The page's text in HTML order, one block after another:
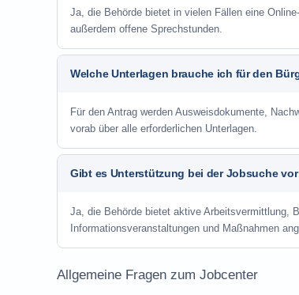
Ja, die Behörde bietet in vielen Fällen eine
außerdem offene Sprechstunden.
Welche Unterlagen brauche ich für den
Für den Antrag werden Ausweisdokumente,
vorab über alle erforderlichen Unterlagen.
Gibt es Unterstützung bei der Jobsuche vor
Ja, die Behörde bietet aktive Arbeitsvermittlung,
Informationsveranstaltungen und Maßnahmen
Allgemeine Fragen zum Jobcenter